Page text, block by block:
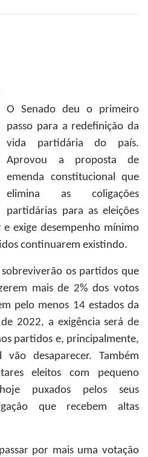
O Senado deu o primeiro
passo para a redefinição da
vida partidária do país.
Aprovou a proposta de
emenda constitucional que
elimina as coligações
partidárias para as eleições
exige desempenho mínimo
continuarem existindo.
os partidos que
mais de 2% dos votos
pelo menos 14 estados da
2022, a exigência será de
partidos e, principalmente,
desaparecer. Também
eleitos com pequeno
puxados pelos seus
que recebem altas
por mais uma votação